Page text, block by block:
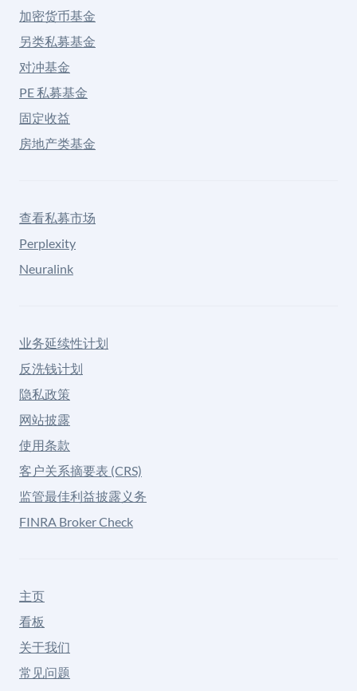
加密货币基金
另类私募基金
对冲基金
PE 私募基金
固定收益
房地产类基金
查看私募市场
Perplexity
Neuralink
业务延续性计划
反洗钱计划
隐私政策
网站披露
使用条款
客户关系摘要表 (CRS)
监管最佳利益披露义务
FINRA Broker Check
主页
看板
关于我们
常见问题